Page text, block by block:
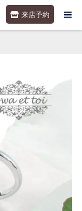
来店予約